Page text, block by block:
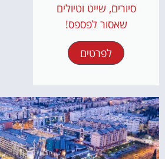
סיורים, שייט וטיולים
שאסור לפספס!
לפרטים